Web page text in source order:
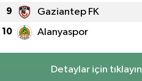
9 Gaziantep FK
10 Alanyaspor
Detaylar için tıklayın